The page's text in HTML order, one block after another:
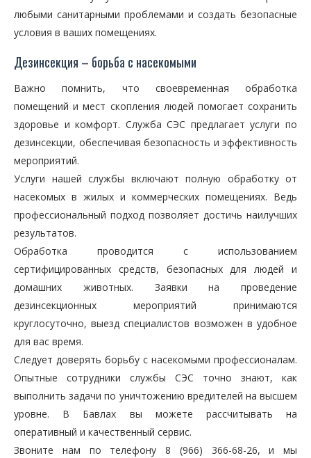
любыми санитарными проблемами и создать безопасные
условия в ваших помещениях.
Дезинсекция – борьба с насекомыми
Важно помнить, что своевременная обработка
помещений и мест скопления людей помогает сохранить
здоровье и комфорт. Служба СЭС предлагает услуги по
дезинсекции, обеспечивая безопасность и эффективность
мероприятий.
Услуги нашей службы включают полную обработку от
насекомых в жилых и коммерческих помещениях. Ведь
профессиональный подход позволяет достичь наилучших
результатов.
Обработка проводится с использованием
сертифицированных средств, безопасных для людей и
домашних животных. Заявки на проведение
дезинсекционных мероприятий принимаются
круглосуточно, выезд специалистов возможен в удобное
для вас время.
Следует доверять борьбу с насекомыми профессионалам.
Опытные сотрудники службы СЭС точно знают, как
выполнить задачи по уничтожению вредителей на высшем
уровне. В Бавлах вы можете рассчитывать на
оперативный и качественный сервис.
Звоните нам по телефону 8 (966) 366-68-26, и мы